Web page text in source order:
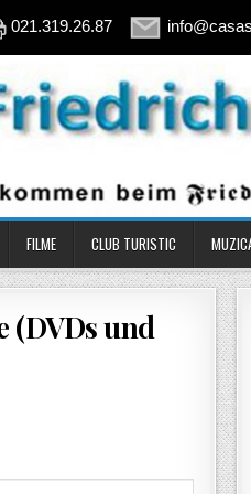
021.319.26.87
FILME CLUB TURISTIC
(DVDs und